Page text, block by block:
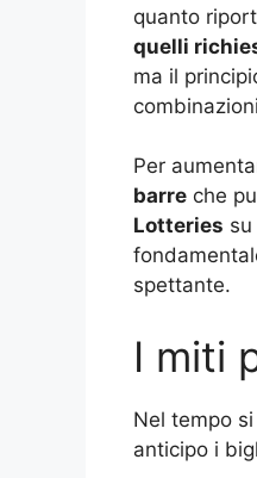
quanto
quelli
ma il
Per
barre che
Lotteries
spettante.
I miti
Nel tempo
anticipo i